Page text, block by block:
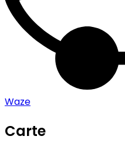
Waze
Carte